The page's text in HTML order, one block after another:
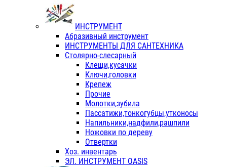
ИНСТРУМЕНТ
Абразивный инструмент
ИНСТРУМЕНТЫ ДЛЯ САНТЕХНИКА
Столярно-слесарный
Клещи,кусачки
Ключи,головки
Крепеж
Прочие
Молотки,зубила
Пассатижи,тонкогубцы,утконосы
Напильники,надфили,рашпили
Ножовки по дереву
Отвертки
Хоз. инвентарь
ЭЛ. ИНСТРУМЕНТ OASIS